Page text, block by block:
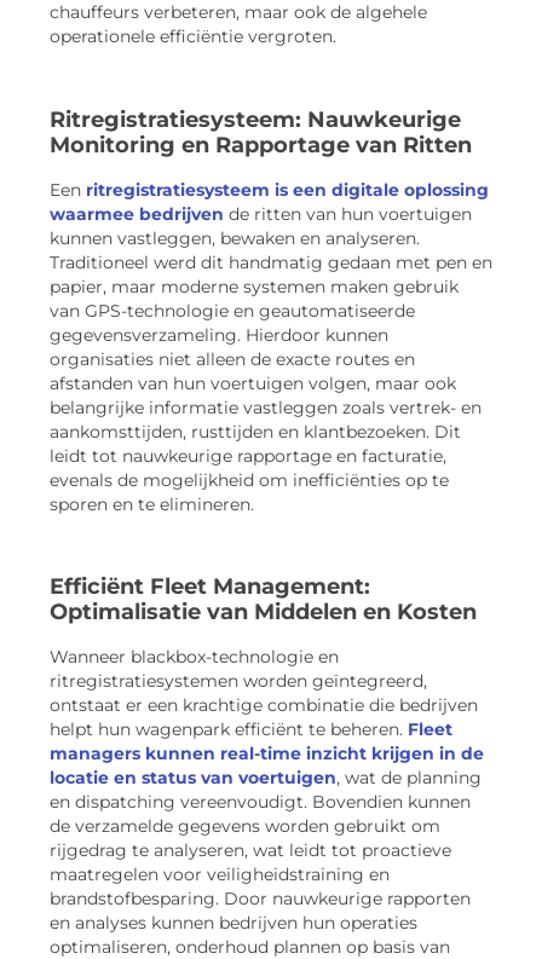
chauffeurs verbeteren, maar ook de algehele
operationele efficiëntie vergroten.
Ritregistratiesysteem: Nauwkeurige
Monitoring en Rapportage van Ritten
Een ritregistratiesysteem is een digitale oplossing
waarmee bedrijven de ritten van hun voertuigen
kunnen vastleggen, bewaken en analyseren.
Traditioneel werd dit handmatig gedaan met pen en
papier, maar moderne systemen maken gebruik
van GPS-technologie en geautomatiseerde
gegevensverzameling. Hierdoor kunnen
organisaties niet alleen de exacte routes en
afstanden van hun voertuigen volgen, maar ook
belangrijke informatie vastleggen zoals vertrek- en
aankomsttijden, rusttijden en klantbezoeken. Dit
leidt tot nauwkeurige rapportage en facturatie,
evenals de mogelijkheid om inefficiënties op te
sporen en te elimineren.
Efficiënt Fleet Management:
Optimalisatie van Middelen en Kosten
Wanneer blackbox-technologie en
ritregistratiesystemen worden geïntegreerd,
ontstaat er een krachtige combinatie die bedrijven
helpt hun wagenpark efficiënt te beheren. Fleet
managers kunnen real-time inzicht krijgen in de
locatie en status van voertuigen, wat de planning
en dispatching vereenvoudigt. Bovendien kunnen
de verzamelde gegevens worden gebruikt om
rijgedrag te analyseren, wat leidt tot proactieve
maatregelen voor veiligheidstraining en
brandstofbesparing. Door nauwkeurige rapporten
en analyses kunnen bedrijven hun operaties
optimaliseren, onderhoud plannen op basis van